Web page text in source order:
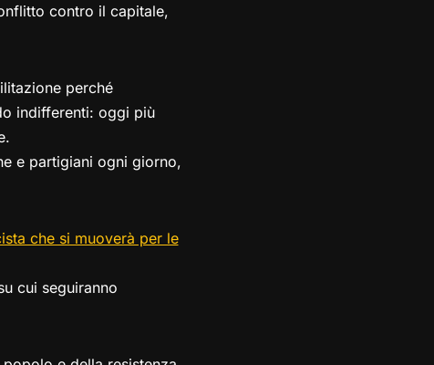
contro il capitale,
perché
indifferenti: oggi più
e partigiani ogni giorno,
che si muoverà per le
cui seguiranno